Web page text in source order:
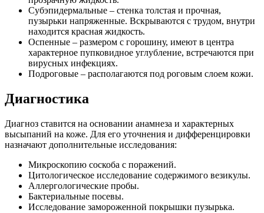
Субэпидермальные – стенка толстая и прочная,
пузырьки напряженные. Вскрываются с трудом, внутри
находится красная жидкость.
Оспенные – размером с горошину, имеют в центра
характерное пупковидное углубление, встречаются при
вирусных инфекциях.
Подроговые – располагаются под роговым слоем кожи.
Диагностика
Диагноз ставится на основании анамнеза и характерных
высыпаний на коже. Для его уточнения и дифференцировки
назначают дополнительные исследования:
Микроскопию соскоба с поражений.
Цитологическое исследование содержимого везикулы.
Аллергологические пробы.
Бактериальные посевы.
Исследование замороженной покрышки пузырька.